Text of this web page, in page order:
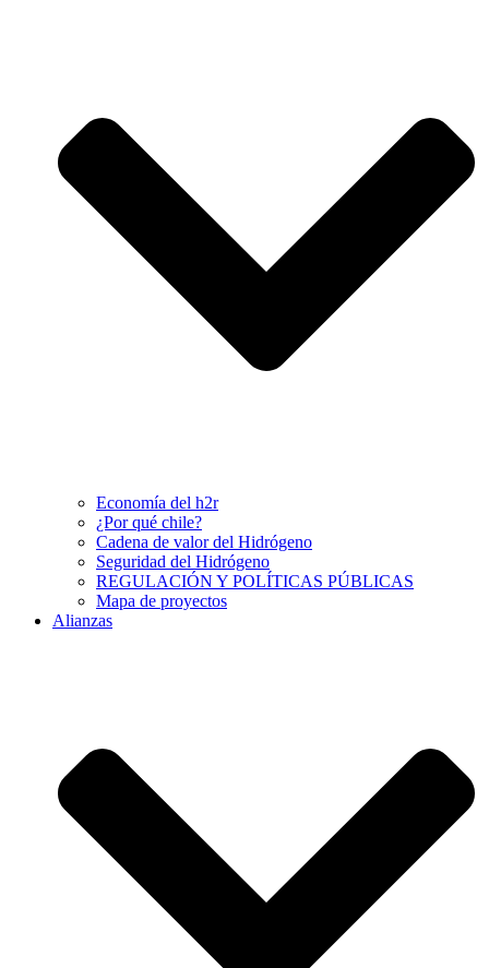
Economía del h2r
¿Por qué chile?
Cadena de valor del Hidrógeno
Seguridad del Hidrógeno
REGULACIÓN Y POLÍTICAS PÚBLICAS
Mapa de proyectos
Alianzas